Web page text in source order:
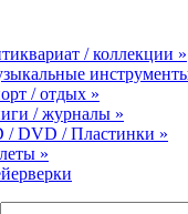
/ коллекции »
/ отдых »
/ журналы »
/ DVD / Пластинки »
»